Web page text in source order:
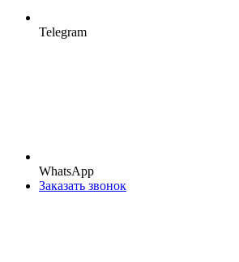
Telegram
WhatsApp
Заказать звонок